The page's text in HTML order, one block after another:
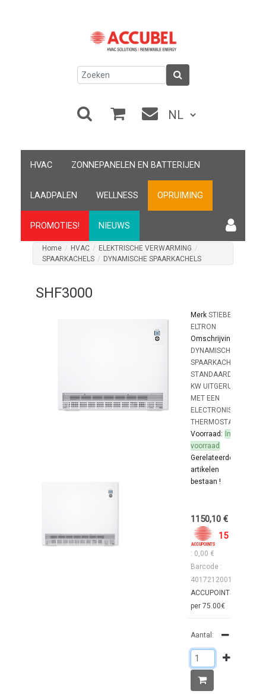
HVAC ZONNEPANELEN EN BATTERIJEN
LAADPALEN WELLNESS OPRUIMING
PROMOTIES! NIEUWS
Home / HVAC / ELEKTRISCHE VERWARMING /
SPAARKACHELS / DYNAMISCHE SPAARKACHELS
SHF3000
MerkSTIEBEL
ELTRON
Omschrijving:
DYNAMISCHE
SPAARKACHEL
STANDAARD 3
KW UITGERUST
MET EEN
ELECTRONISHE
THERMOSTAAT
Voorraad:
In
voorraad
Gerelateerde
artikelen
bestaan !
1150,10 €
15
: 0,00 €
Barcode :
4017212001769
ACCUPOINTS : 1
per 75.00€
Aantal: